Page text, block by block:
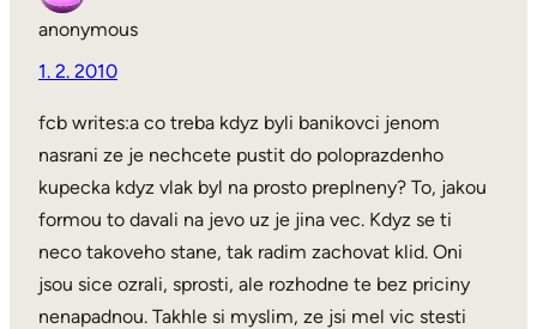
anonymous
1. 2. 2010
fcb writes:a co treba kdyz byli banikovci jenom
nasrani ze je nechcete pustit do poloprazdenho
kupecka kdyz vlak byl na prosto preplneny? To, jakou
formou to davali na jevo uz je jina vec. Kdyz se ti
neco takoveho stane, tak radim zachovat klid. Oni
jsou sice ozrali, sprosti, ale rozhodne te bez priciny
nenapadnou. Takhle si myslim, ze jsi mel vic stesti